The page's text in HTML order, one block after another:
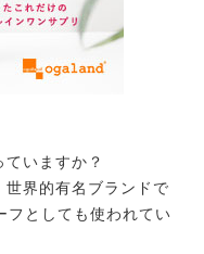
いますか？
界的有名ブランドで
フとしても使われてい